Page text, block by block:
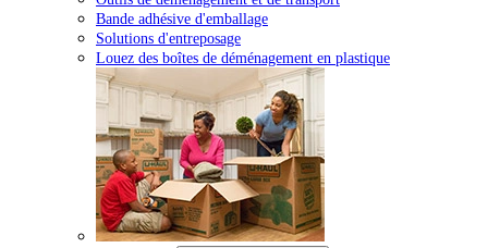
Bande adhésive d'emballage
Solutions d'entreposage
Louez des boîtes de déménagement en plastique